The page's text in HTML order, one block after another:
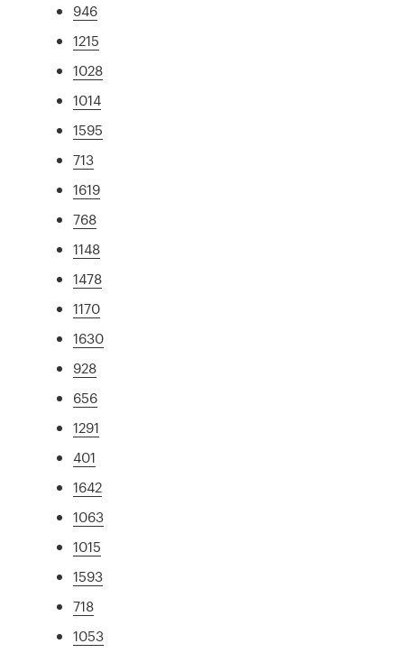
946
1215
1028
1014
1595
713
1619
768
1148
1478
1170
1630
928
656
1291
401
1642
1063
1015
1593
718
1053